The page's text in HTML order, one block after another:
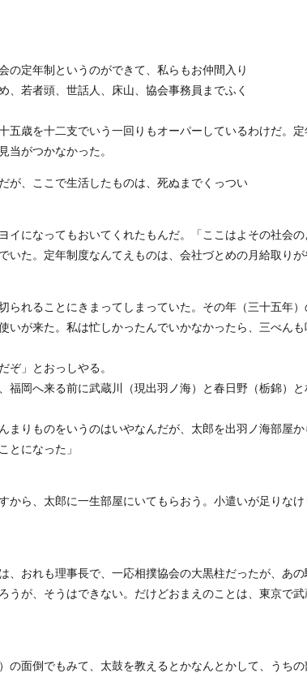
定年制というのができて、私らもお仲間入り
、若者頭、世話人、床山、協会事務員までふく
五歳を十二支でいう一回りもオーパーしているわけだ。
当がつかなかった。
、ここで生活したものは、死ぬまでくっつい
イになってもおいてくれたもんだ。「ここはよその社会
いた。定年制度なんてえものは、会社づとめの月給取り
れることにきまってしまっていた。その年（三十五年
いが来た。私は忙しかったんでいかなかったら、三べんも
ぞ」とおっしやる。
福岡へ来る前に武蔵川（現出羽ノ海）と春日野（栃錦）と
まりものをいうのはいやなんだが、太郎を出羽ノ海部屋
とになった」
から、太郎に一生部屋にいてもらおう。小遣いが足りな
、おれも理事長で、一応相撲協会の大黒柱だったが、あ
うが、そうはできない。だけどおまえのことは、東京で
の面倒でもみて、太鼓を教えるとかなんとかして、うち